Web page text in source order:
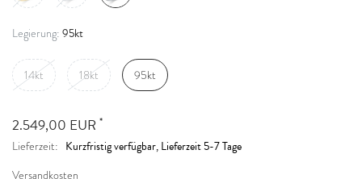
Legierung: 95kt
14kt 18kt 95kt
2.549,00 EUR *
Lieferzeit: Kurzfristig verfügbar, Lieferzeit 5-7 Tage
Versandkosten